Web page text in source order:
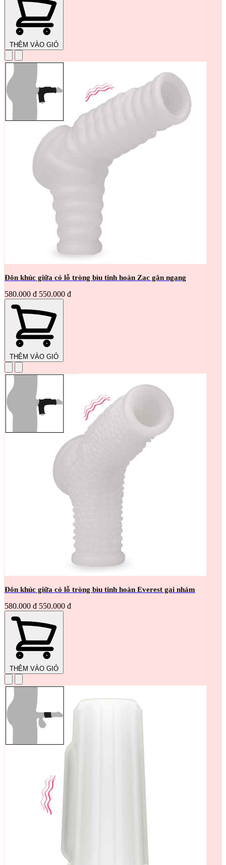
THÊM VÀO GIỎ
Đôn khúc giữa có lỗ tròng bìu tinh hoàn Zac gân ngang
580.000 đ 550.000 đ
THÊM VÀO GIỎ
Đôn khúc giữa có lỗ tròng bìu tinh hoàn Everest gai nhám
580.000 đ 550.000 đ
THÊM VÀO GIỎ